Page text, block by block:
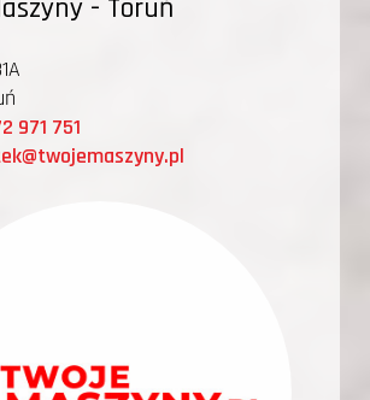
- Toruń
971 751